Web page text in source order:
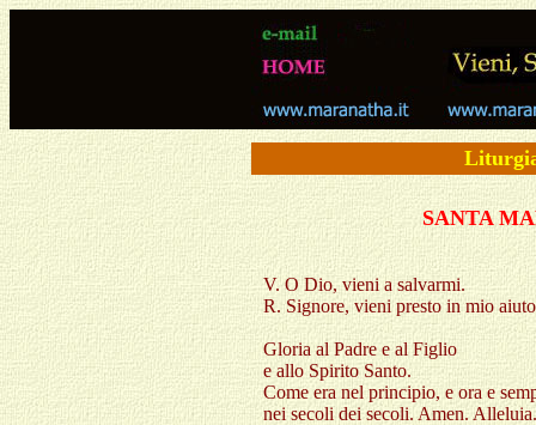
SANTA
V. O Dio, vieni a salvarmi.
R. Signore, vieni presto in mio
Gloria al Padre e al Figlio
e allo Spirito Santo.
Come era nel principio, e ora e
nei secoli dei secoli. Amen. Alleluia.